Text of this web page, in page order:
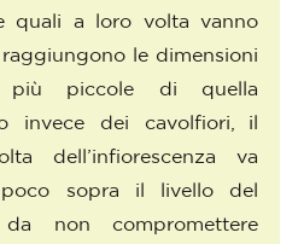
quali a loro volta vanno
le dimensioni
più piccole di quella
invece dei cavolfiori, il
dell’infiorescenza va
sopra il livello del
non compromettere